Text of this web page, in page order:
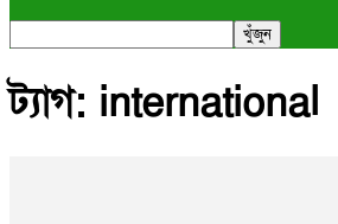
ট্যাগ: international